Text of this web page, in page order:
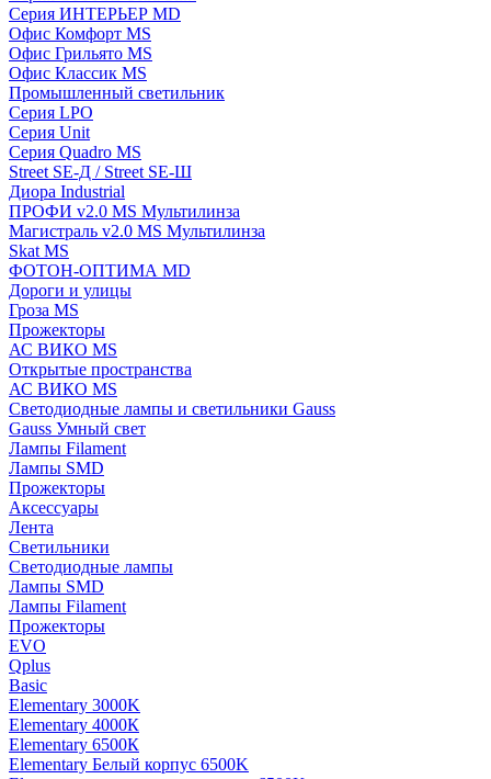
Серия ИНТЕРЬЕР MD
Офис Комфорт MS
Офис Грильято MS
Офис Классик MS
Промышленный светильник
Серия LPO
Серия Unit
Серия Quadro MS
Street SE-Д / Street SE-Ш
Диора Industrial
ПРОФИ v2.0 MS Мультилинза
Магистраль v2.0 MS Мультилинза
Skat MS
ФОТОН-ОПТИМА MD
Дороги и улицы
Гроза MS
Прожекторы
АС ВИКО MS
Открытые пространства
АС ВИКО MS
Светодиодные лампы и светильники Gauss
Gauss Умный свет
Лампы Filament
Лампы SMD
Прожекторы
Аксессуары
Лента
Светильники
Светодиодные лампы
Лампы SMD
Лампы Filament
Прожекторы
EVO
Qplus
Basic
Elementary 3000K
Elementary 4000К
Elementary 6500К
Elementary Белый корпус 6500K